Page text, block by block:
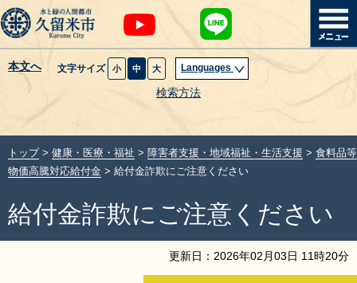
本文へ 文字サイズ 小 中 大 Languages
検索方法
暮らし・届出
健康・医療・福祉
観光魅力・イベント
トップ> 健康・医療・福祉 > 障害者支援・地域福祉・生活支援 > 食料品等
物価高騰対応給付金 > 給付金詐欺にご注意ください
給付金詐欺にご注意ください
更新日： 2026年02 月03日 11時20分